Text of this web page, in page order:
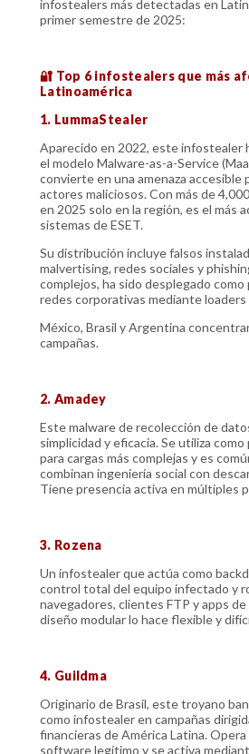
infostealers más detectadas en
primer semestre de 2025:
🔐 Top 6 infostealers que más
Latinoamérica
1. LummaStealer
Aparecido en 2022, este infostealer
el modelo Malware-as-a-Service
convierte en una amenaza accesible
actores maliciosos. Con más de
en 2025 solo en la región, es el más
sistemas de ESET.
Su distribución incluye falsos
malvertising, redes sociales y
complejos, ha sido desplegado como
redes corporativas mediante loaders
México, Brasil y Argentina
campañas.
2. Amadey
Este malware de recolección de
simplicidad y eficacia. Se utiliza
para cargas más complejas y es
combinan ingeniería social con
Tiene presencia activa en múltiples
3. Rozena
Un infostealer que actúa como
control total del equipo infectado y
navegadores, clientes FTP y apps de
diseño modular lo hace flexible y
4. Guildma
Originario de Brasil, este troyano
como infostealer en campañas
financieras de América Latina.
software legítimo y se activa